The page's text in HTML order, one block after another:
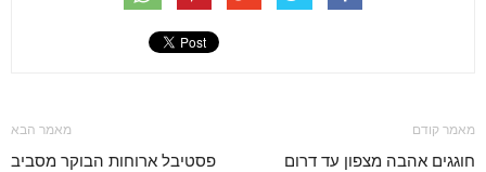
מאמר קודם
חוגגים אהבה מצפון עד דרום
מאמר הבא
פסטיבל ארוחות הבוקר מסביב